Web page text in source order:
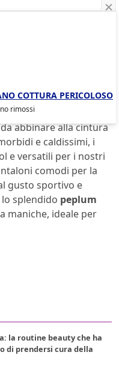
super graduta, in
stampa animalier, le
reggiseni a triangolo
dimentichiamo i
sensuale.
bellissima e molto
abbinare alla cintura
e caldissimi, i
e versatili per i nostri
comodi per la
gusto sportivo e
splendido peplum
maniche, ideale per
la routine beauty che ha
di prendersi cura della
COTTURA PERICOLOSO
rimossi